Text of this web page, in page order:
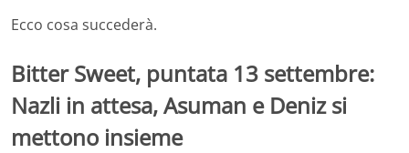
Ecco cosa succederà.
Bitter Sweet, puntata 13 settembre:
Nazli in attesa, Asuman e Deniz si
mettono insieme